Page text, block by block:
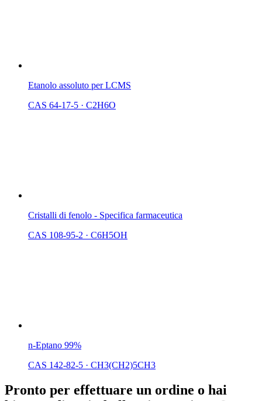
Etanolo assoluto per LCMS
CAS 64-17-5 · C2H6O
Cristalli di fenolo - Specifica farmaceutica
CAS 108-95-2 · C6H5OH
n-Eptano 99%
CAS 142-82-5 · CH3(CH2)5CH3
Pronto per effettuare un ordine o hai